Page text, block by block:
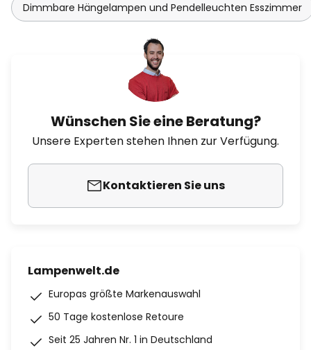
Dimmbare Hängelampen und Pendelleuchten Esszimmer
Wünschen Sie eine Beratung?
Unsere Experten stehen Ihnen zur Verfügung.
Kontaktieren Sie uns
Lampenwelt.de
Europas größte Markenauswahl
50 Tage kostenlose Retoure
Seit 25 Jahren Nr. 1 in Deutschland